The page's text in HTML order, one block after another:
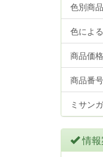
色別商
色によ
商品価
商品番
ミサン
情